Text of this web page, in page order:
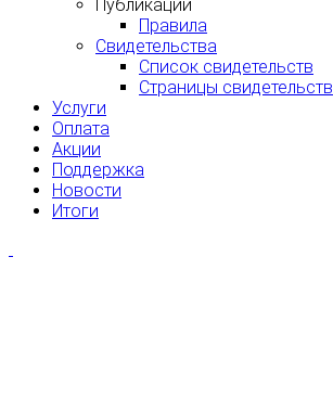
Публикации
Правила
Свидетельства
Список свидетельств
Страницы свидетельств
Услуги
Оплата
Акции
Поддержка
Новости
Итоги